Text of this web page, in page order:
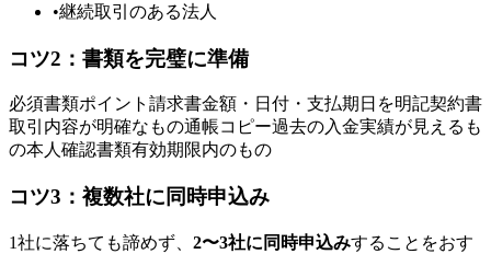
•継続取引のある法人
コツ2：書類を完璧に準備
必須書類ポイント請求書金額・日付・支払期日を明記契約書
取引内容が明確なもの通帳コピー過去の入金実績が見えるも
の本人確認書類有効期限内のもの
コツ3：複数社に同時申込み
1社に落ちても諦めず、 2〜3社に同時申込みすることをおす